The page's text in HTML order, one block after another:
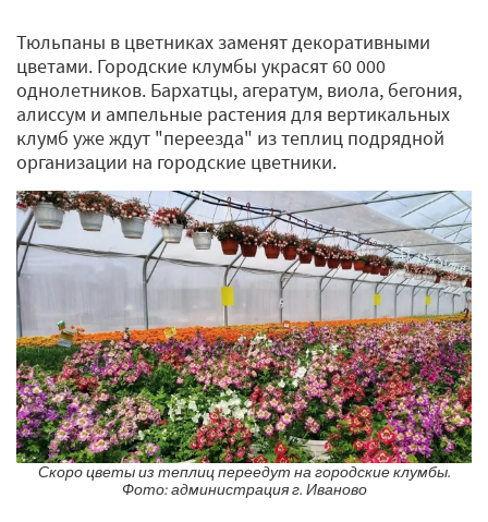
Тюльпаны в цветниках заменят декоративными
цветами. Городские клумбы украсят 60 000
однолетников. Бархатцы, агератум, виола, бегония,
алиссум и ампельные растения для вертикальных
клумб уже ждут "переезда" из теплиц подрядной
организации на городские цветники.
Скоро цветы из теплиц переедут на городские клумбы.
Фото: администрация г. Иваново